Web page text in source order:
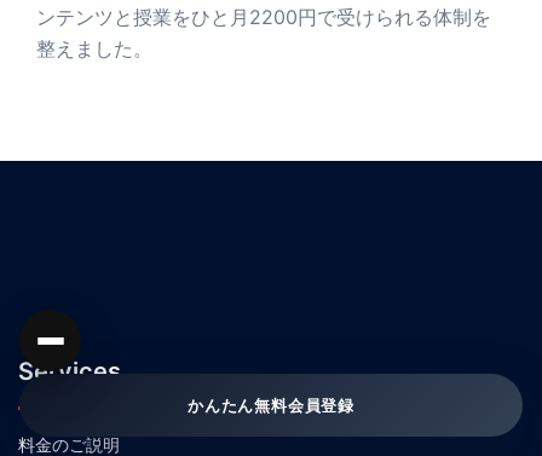
ンテンツと授業をひと月2200円で受けられる体制を
整えました。
Services
料金のご説明
かんたん無料会員登録